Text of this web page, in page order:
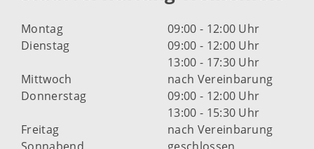
Montag
09:00 - 12:00 Uhr
Dienstag
09:00 - 12:00 Uhr
13:00 - 17:30 Uhr
Mittwoch
nach Vereinbarung
Donnerstag
09:00 - 12:00 Uhr
13:00 - 15:30 Uhr
Freitag
nach Vereinbarung